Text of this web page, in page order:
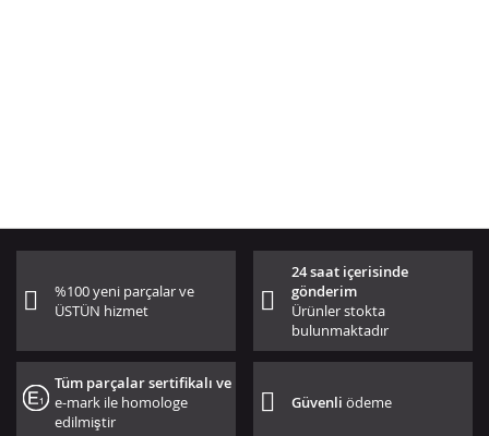
%100 yeni parçalar ve
ÜSTÜN hizmet
24 saat içerisinde
gönderim
Ürünler stokta
bulunmaktadır
Tüm parçalar sertifikalı ve
e-mark ile homologe
edilmiştir
Güvenliödeme